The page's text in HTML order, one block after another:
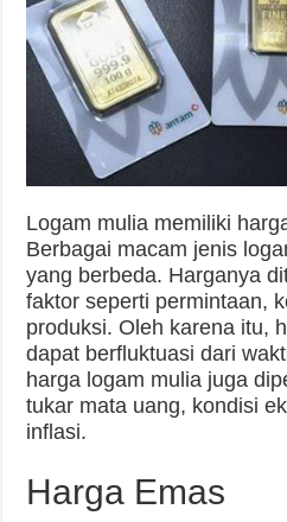
Logam mulia memiliki
Berbagai macam jenis
yang berbeda. Harganya
faktor seperti permintaan,
produksi. Oleh karena itu,
dapat berfluktuasi dari
harga logam mulia juga
tukar mata uang, kondisi
inflasi.
Harga Emas